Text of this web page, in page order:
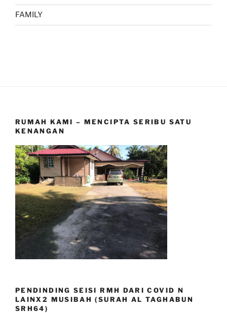
FAMILY
RUMAH KAMI – MENCIPTA SERIBU SATU
KENANGAN
PENDINDING SEISI RMH DARI COVID N
LAINX2 MUSIBAH (SURAH AL TAGHABUN
SRH64)